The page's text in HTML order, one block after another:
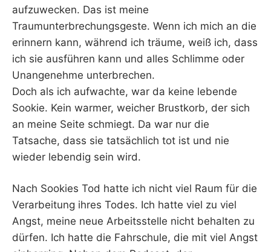
aufzuwecken. Das ist meine
Traumunterbrechungsgeste. Wenn ich mich an die
erinnern kann, während ich träume, weiß ich, dass
ich sie ausführen kann und alles Schlimme oder
Unangenehme unterbrechen.
Doch als ich aufwachte, war da keine lebende
Sookie. Kein warmer, weicher Brustkorb, der sich
an meine Seite schmiegt. Da war nur die
Tatsache, dass sie tatsächlich tot ist und nie
wieder lebendig sein wird.
Nach Sookies Tod hatte ich nicht viel Raum für die
Verarbeitung ihres Todes. Ich hatte viel zu viel
Angst, meine neue Arbeitsstelle nicht behalten zu
dürfen. Ich hatte die Fahrschule, die mit viel Angst